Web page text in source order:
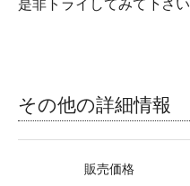
是非トライしてみて下さい
その他の詳細情報
販売価格